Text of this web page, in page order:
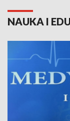
NAUKA I